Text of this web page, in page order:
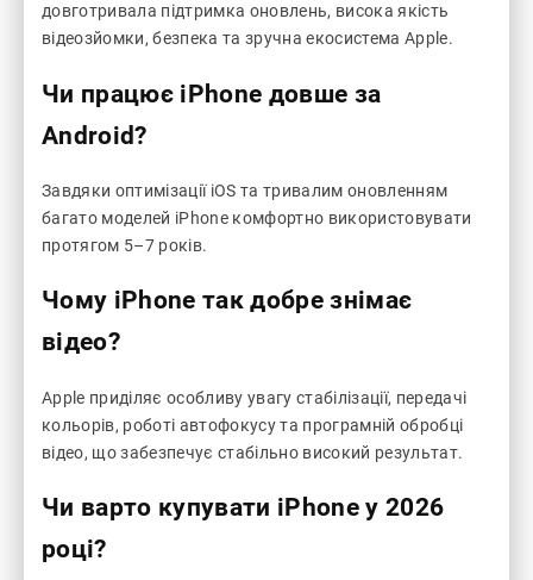
довготривала підтримка оновлень, висока якість
відеозйомки, безпека та зручна екосистема Apple.
Чи працює iPhone довше за
Android?
Завдяки оптимізації iOS та тривалим оновленням
багато моделей iPhone комфортно використовувати
протягом 5–7 років.
Чому iPhone так добре знімає
відео?
Apple приділяє особливу увагу стабілізації, передачі
кольорів, роботі автофокусу та програмній обробці
відео, що забезпечує стабільно високий результат.
Чи варто купувати iPhone у 2026
році?